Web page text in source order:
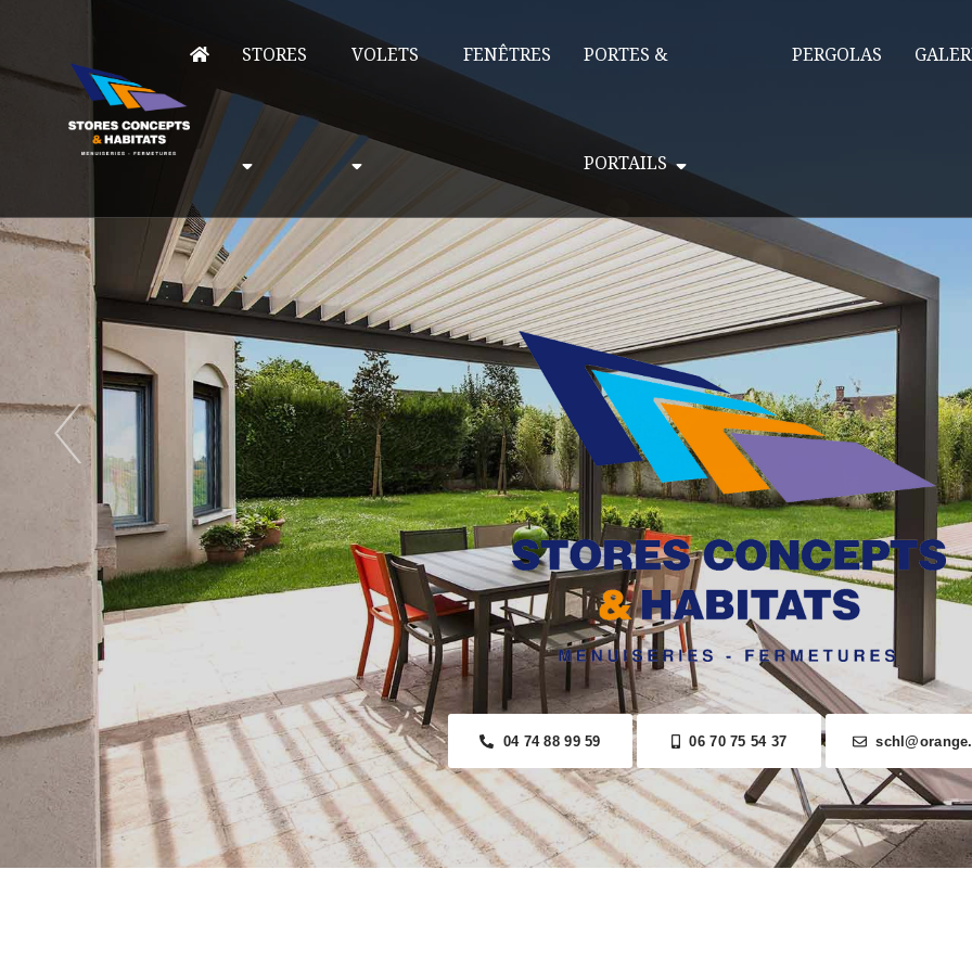
STORES VOLETS FENÊTRES PORTES &
PORTAILS
PERGOLAS
04 74 88 99 59 06 70 75 54 37